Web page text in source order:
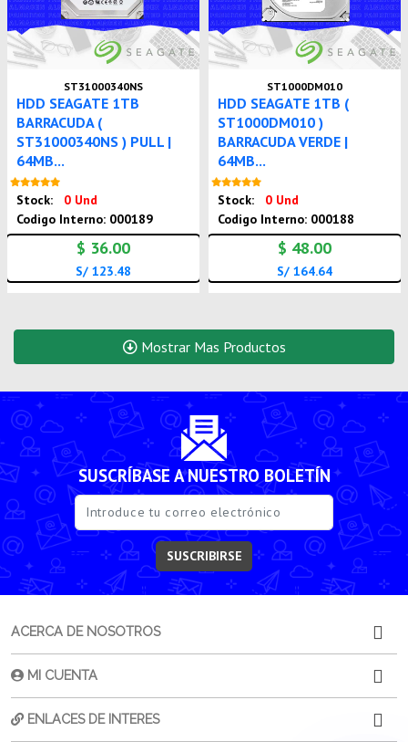
ST31000340NS
HDD SEAGATE 1TB
BARRACUDA (
ST31000340NS ) PULL |
64MB...
Stock:
0 Und
Codigo Interno: 000189
$ 36.00
S/ 123.48
ST1000DM010
HDD SEAGATE 1TB (
ST1000DM010 )
BARRACUDA VERDE |
64MB...
Stock:
0 Und
Codigo Interno: 000188
$ 48.00
S/ 164.64
Mostrar Mas Productos
SUSCRÍBASE A NUESTRO BOLETÍN
SUSCRIBIRSE
ACERCA DE NOSOTROS
MI CUENTA
ENLACES DE INTERES